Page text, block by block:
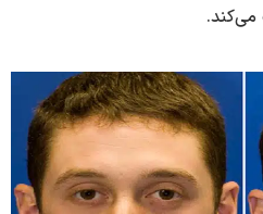
می‌کند.